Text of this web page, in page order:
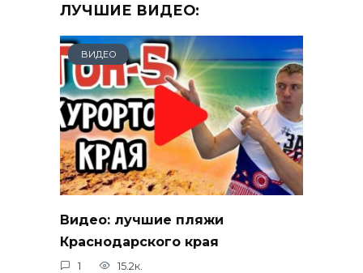
ЛУЧШИЕ ВИДЕО:
ВИДЕО
Видео: лучшие пляжи
Краснодарского края
1 15.2к.